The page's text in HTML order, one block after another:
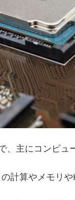
、主にコンピュ
計算やメモリ